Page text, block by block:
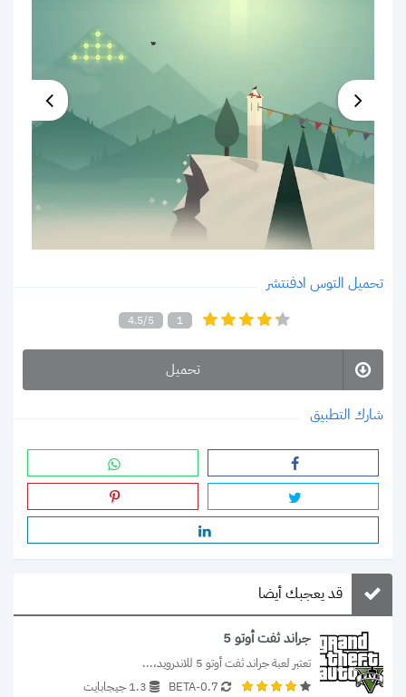
تحميل التوس ادفنتشر
4.5/5 1
تحميل
شارك التطبيق
قد يعجبك أيضا
جراند ثفت أوتو 5
تعتبر لعبة جراند ثفت أوتو 5 للاندرويد،...
0.7-BETA
1.3 جيجابايت